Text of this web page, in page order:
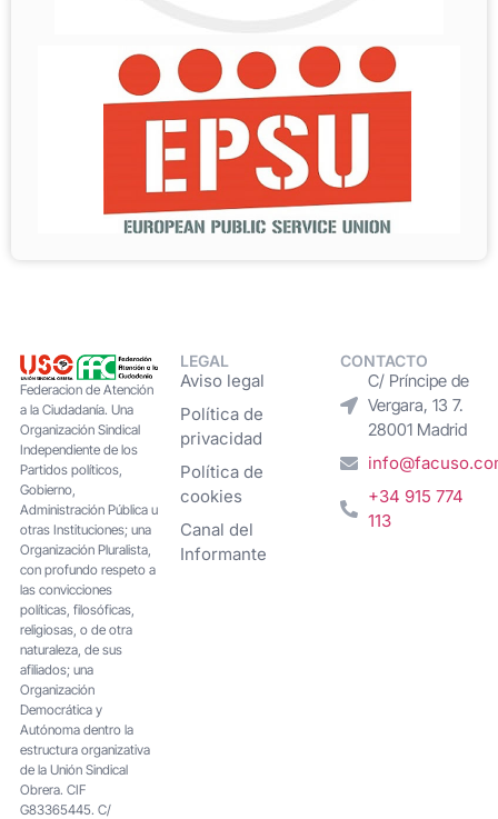
Federacion de Atención
a la Ciudadanía. Una
Organización Sindical
Independiente de los
Partidos políticos,
Gobierno,
Administración Pública u
otras Instituciones; una
Organización Pluralista,
con profundo respeto a
las convicciones
políticas, filosóficas,
religiosas, o de otra
naturaleza, de sus
afiliados; una
Organización
Democrática y
Autónoma dentro la
estructura organizativa
de la Unión Sindical
Obrera. CIF
G83365445. C/
LEGAL
Aviso legal
Política de
privacidad
Política de
cookies
Canal del
Informante
CONTACTO
C/ Príncipe de
Vergara, 13 7.
28001 Madrid
+34 915 774
113